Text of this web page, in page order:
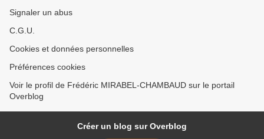
Signaler un abus
C.G.U.
Cookies et données personnelles
Préférences cookies
Voir le profil de Frédéric MIRABEL-CHAMBAUD sur le portail
Overblog
Créer un blog sur Overblog